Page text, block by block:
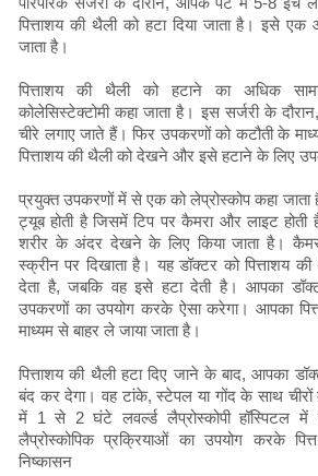
पित्ताशय की थैली को हटा दिया जाता है। इसे एक
जाता है।
पित्ताशय की थैली को हटाने का अधिक
कोलेसिस्टेक्टोमी कहा जाता है। इस सर्जरी के
चीरे लगाए जाते हैं। फिर उपकरणों को कटौती के
पित्ताशय की थैली को देखने और इसे हटाने के लिए
प्रयुक्त उपकरणों में से एक को लेप्रोस्कोप कहा
ट्यूब होती है जिसमें टिप पर कैमरा और लाइट
शरीर के अंदर देखने के लिए किया जाता है।
स्क्रीन पर दिखाता है। यह डॉक्टर को पित्ताशय
देता है, जबकि वह इसे हटा देती है। आपका
उपकरणों का उपयोग करके ऐसा करेगा। आपका
माध्यम से बाहर ले जाया जाता है।
पित्ताशय की थैली हटा दिए जाने के बाद, आपका
बंद कर देगा। वह टांके, स्टेपल या गोंद के साथ चीरों
में 1 से 2 घंटे लवर्ल्ड लैप्रोस्कोपी हॉस्पिटल में
लैप्रोस्कोपिक प्रक्रियाओं का उपयोग करके
निष्कासन